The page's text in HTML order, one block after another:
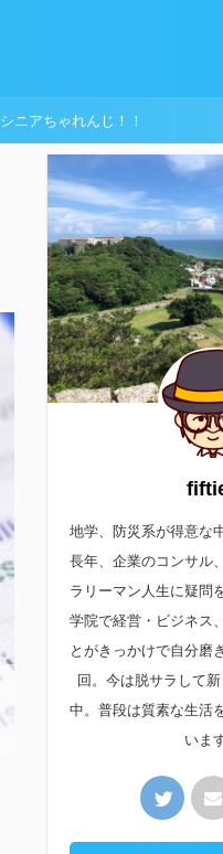
シニアちゃれんじ！！
地学、防災系が得意な
長年、企業のコンサル
ラリーマン人生に疑問
学院で経営・ビジネス
とがきっかけで自分磨
回。今は脱サラして
中。普段は質素な生活
いま